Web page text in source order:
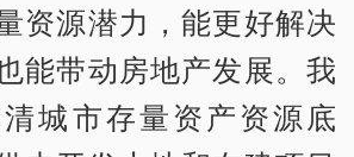
资源潜力，能更好解决
能带动房地产发展。我
城市存量资产资源底